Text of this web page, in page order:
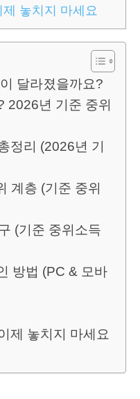
놓치지 마세요
달라졌을까요?
2026년 기준 중위
정리 (2026년 기
계층 (기준 중위
(기준 중위소득
방법 (PC & 모바
제 놓치지 마세요